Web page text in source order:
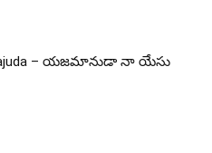
– యజమానుడా నా యేసు